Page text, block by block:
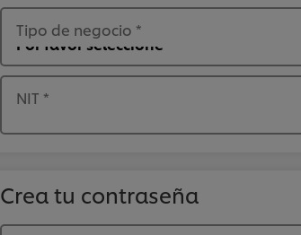
Tipo de negocio *
NIT *
Crea tu contraseña